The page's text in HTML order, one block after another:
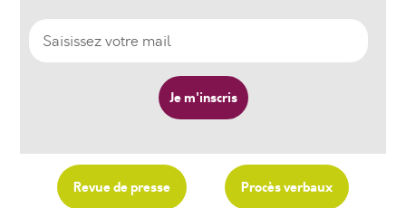
Revue de presse Procès verbaux